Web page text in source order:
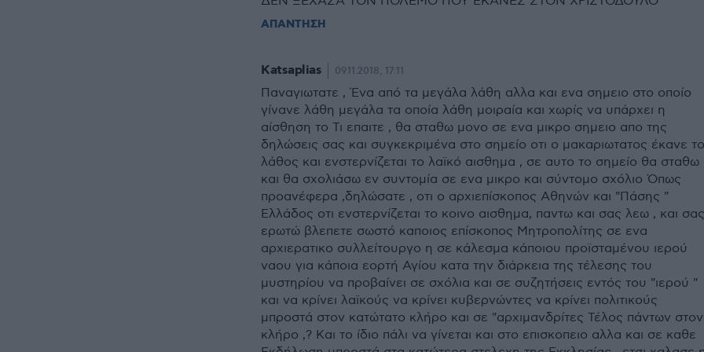
ΑΠΑΝΤΗΣΗ
Katsaplias 09.11.2018, 17:11
Παναγιωτατε , Ένα από τα μεγάλα λάθη αλλα και ενα σημειο στο οποίο
γίνανε λάθη μεγάλα τα οποία λάθη μοιραία και χωρίς να υπάρχει η
αίσθηση το Τι επαιτε , θα σταθω μονο σε ενα μικρο σημειο απο της
δηλώσεις σας και συγκεκριμένα στο σημείο οτι ο μακαριωτατος έκανε το
λάθος και ενστερνίζεται το λαϊκό αισθημα , σε αυτο το σημείο θα σταθω
και θα σχολιάσω εν συντομία σε ενα μικρο και σύντομο σχόλιο Όπως
προανέφερα ,δηλώσατε , οτι ο αρχιεπίσκοπος Αθηνών και "Πάσης "
Ελλάδος οτι ενστερνίζεται το κοινο αισθημα, παντω και σας λεω , και σας
ερωτώ βλεπετε σωστό καποιος επίσκοπος Μητροπολίτης σε ενα
αρχιερατικο συλλείτουργο η σε κάλεσμα κάποιου προϊσταμένου ιερού
ναου για κάποια εορτή Αγίου κατα την διάρκεια της τέλεσης του
μυστηρίου να προβαίνει σε σχόλια και σε συζητήσεις εντός του "ιερού "
και να κρίνει λαϊκούς να κρίνει κυβερνώντες να κρίνει πολιτικούς
μπροστά στον κατώτατο κλήρο και σε "αρχιμανδρίτες Τέλος πάντων στον
κλήρο ,? Και το ίδιο πάλι να γίνεται και στο επισκοπειο αλλα και σε καθε